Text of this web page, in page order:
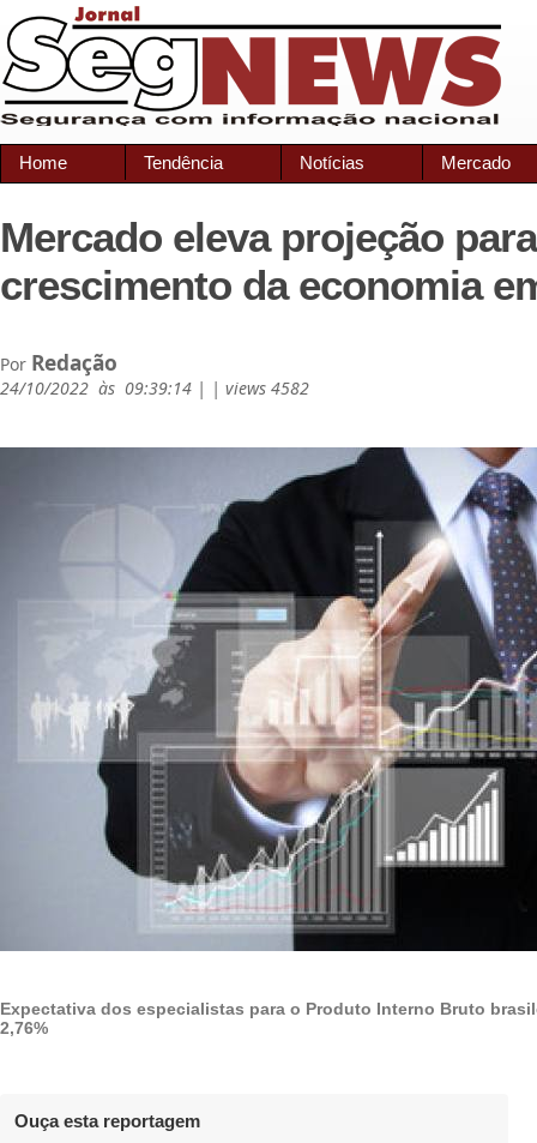
Home Tendência Notícias Mercado
Mercado eleva projeção para
crescimento da economia
Por Redação
24/10/2022 às 09:39:14 | | views 4582
Expectativa dos especialistas para o Produto Interno Bruto
2,76%
Ouça esta reportagem